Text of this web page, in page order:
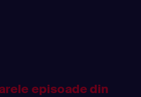
episoade din